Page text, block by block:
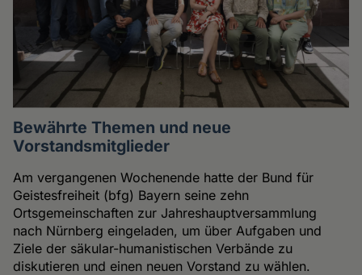
Bewährte Themen und neue
Vorstandsmitglieder
Am vergangenen Wochenende hatte der Bund für
Geistesfreiheit (bfg) Bayern seine zehn
Ortsgemeinschaften zur Jahreshauptversammlung
nach Nürnberg eingeladen, um über Aufgaben und
Ziele der säkular-humanistischen Verbände zu
diskutieren und einen neuen Vorstand zu wählen.